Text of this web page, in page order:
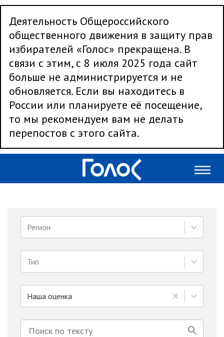
Деятельность Общероссийского
общественного движения в защиту прав
избирателей «Голос» прекращена. В
связи с этим, с 8 июля 2025 года сайт
больше не администрируется и не
обновляется. Если вы находитесь в
России или планируете её посещение,
то мы рекомендуем вам не делать
перепостов с этого сайта.
Регион
Тип
Наша оценка